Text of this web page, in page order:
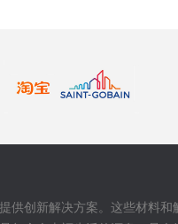
供创新解决方案。这些材料